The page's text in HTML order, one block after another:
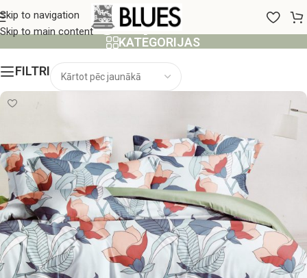
Skip to navigation
Skip to main contentSegas pārvalki
KATEGORIJAS
FILTRI